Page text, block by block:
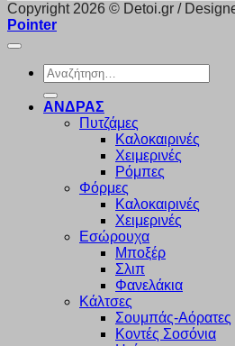
Copyright 2026 © Detoi.gr /
Pointer
Αναζήτηση
για:
ΑΝΔΡΑΣ
Πυτζάμες
Καλοκαιρινές
Χειμερινές
Ρόμπες
Φόρμες
Καλοκαιρινές
Χειμερινές
Εσώρουχα
Μποξέρ
Σλιπ
Φανελάκια
Κάλτσες
Σουμπάς-Αόρατες
Κοντές Σοσόνια